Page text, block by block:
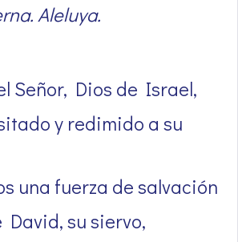
Aleluya.
Señor, Dios de Israel,
y redimido a su
una fuerza de salvación
David, su siervo,